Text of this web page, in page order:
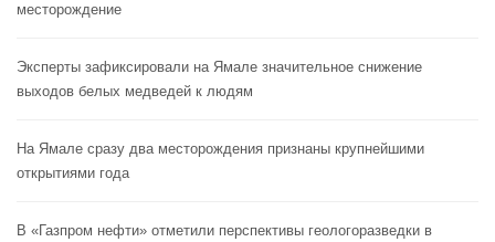
месторождение
Эксперты зафиксировали на Ямале значительное снижение
выходов белых медведей к людям
На Ямале сразу два месторождения признаны крупнейшими
открытиями года
В «Газпром нефти» отметили перспективы геологоразведки в